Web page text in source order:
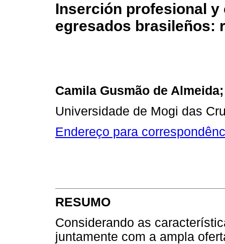
Inserción profesional
egresados brasileños:
Camila Gusmão de
Universidade de Mogi das
Endereço para
RESUMO
Considerando as
juntamente com a ampla